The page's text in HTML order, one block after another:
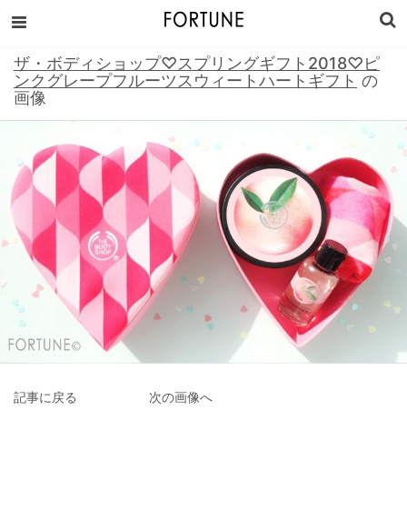
ザ・ボディショップ♡スプリングギフト2018♡ピ
ンクグレープフルーツスウィートハートギフト の
画像
記事に戻る 次の画像へ